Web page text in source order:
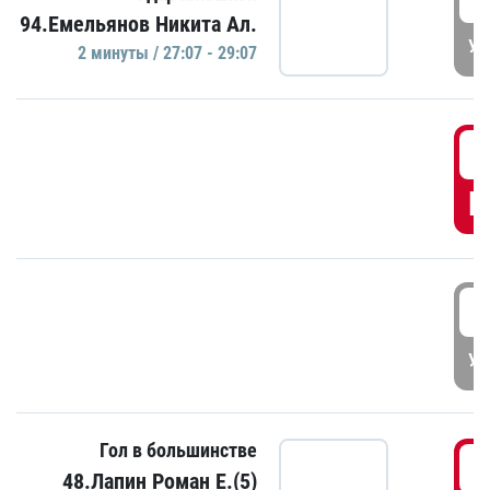
94.Емельянов Никита Ал.
2 минуты / 27:07 - 29:07
Гол в большинстве
48.Лапин Роман Е.(5)